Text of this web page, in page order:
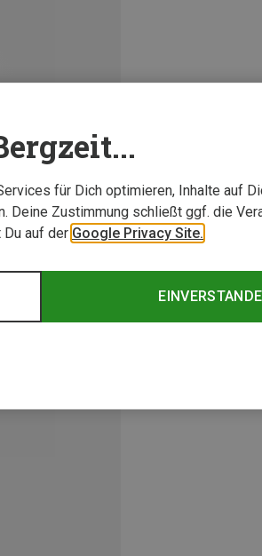
für Dich optimieren, Inhalte auf
Zustimmung schließt ggf. die
Du auf der Google Privacy Site.